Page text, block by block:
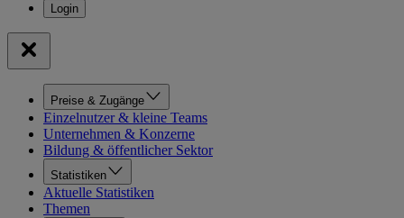
Preise & Zugänge
Einzelnutzer & kleine Teams
Unternehmen & Konzerne
Bildung & öffentlicher Sektor
Statistiken
Aktuelle Statistiken
Themen